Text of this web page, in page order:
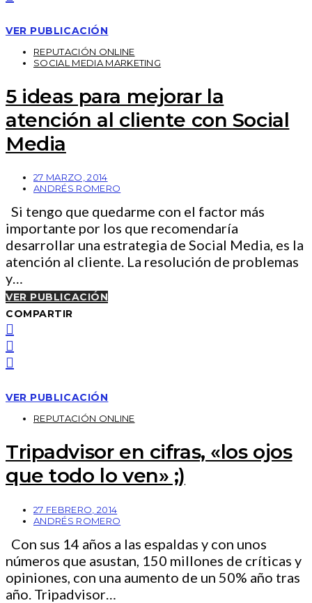
VER PUBLICACIÓN
REPUTACIÓN ONLINE
SOCIAL MEDIA MARKETING
5 ideas para mejorar la
atención al cliente con Social
Media
27 MARZO, 2014
ANDRÉS ROMERO
Si tengo que quedarme con el factor más
importante por los que recomendaría
desarrollar una estrategia de Social Media, es la
atención al cliente. La resolución de problemas
y…
VER PUBLICACIÓN
COMPARTIR
VER PUBLICACIÓN
REPUTACIÓN ONLINE
Tripadvisor en cifras, «los ojos
que todo lo ven» ;)
27 FEBRERO, 2014
ANDRÉS ROMERO
Con sus 14 años a las espaldas y con unos
números que asustan, 150 millones de críticas y
opiniones, con una aumento de un 50% año tras
año. Tripadvisor…